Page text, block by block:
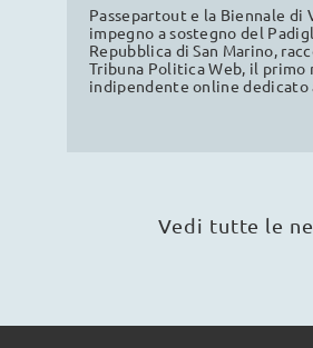
Passepartout e la Biennale di
impegno a sostegno del
Repubblica di San Marino,
Tribuna Politica Web, il primo
indipendente online
Vedi tutte le